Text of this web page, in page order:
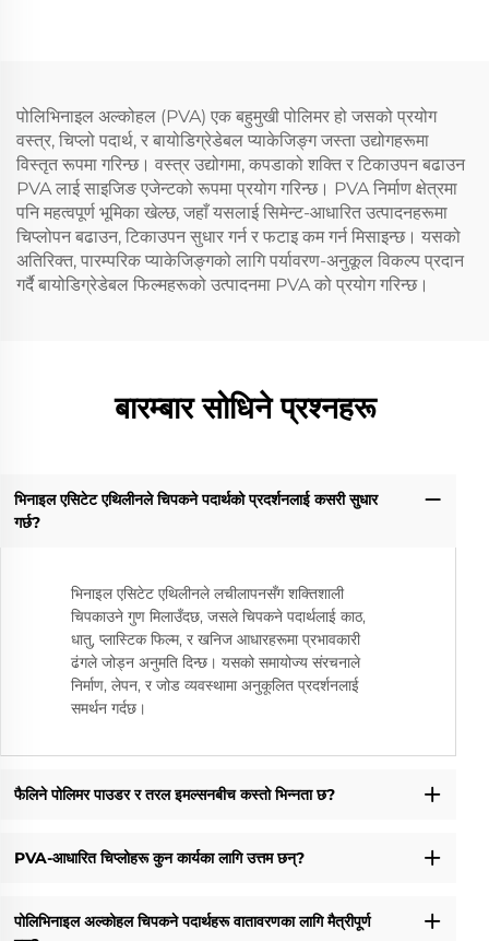
पोलिभिनाइल अल्कोहल (PVA) एक बहुमुखी पोलिमर हो जसको प्रयोग
वस्त्र, चिप्लो पदार्थ, र बायोडिग्रेडेबल प्याकेजिङ्ग जस्ता उद्योगहरूमा
विस्तृत रूपमा गरिन्छ। वस्त्र उद्योगमा, कपडाको शक्ति र टिकाउपन बढाउन
PVA लाई साइजिङ एजेन्टको रूपमा प्रयोग गरिन्छ। PVA निर्माण क्षेत्रमा
पनि महत्वपूर्ण भूमिका खेल्छ, जहाँ यसलाई सिमेन्ट-आधारित उत्पादनहरूमा
चिप्लोपन बढाउन, टिकाउपन सुधार गर्न र फटाइ कम गर्न मिसाइन्छ। यसको
अतिरिक्त, पारम्परिक प्याकेजिङ्गको लागि पर्यावरण-अनुकूल विकल्प प्रदान
गर्दै बायोडिग्रेडेबल फिल्महरूको उत्पादनमा PVA को प्रयोग गरिन्छ।
बारम्बार सोधिने प्रश्नहरू
भिनाइल एसिटेट एथिलीनले चिपकने पदार्थको प्रदर्शनलाई कसरी सुधार
गर्छ?
भिनाइल एसिटेट एथिलीनले लचीलापनसँग शक्तिशाली
चिपकाउने गुण मिलाउँदछ, जसले चिपकने पदार्थलाई काठ,
धातु, प्लास्टिक फिल्म, र खनिज आधारहरूमा प्रभावकारी
ढंगले जोड्न अनुमति दिन्छ। यसको समायोज्य संरचनाले
निर्माण, लेपन, र जोड व्यवस्थामा अनुकूलित प्रदर्शनलाई
समर्थन गर्दछ।
फैलिने पोलिमर पाउडर र तरल इमल्सनबीच कस्तो भिन्नता छ?
PVA-आधारित चिप्लोहरू कुन कार्यका लागि उत्तम छन्?
पोलिभिनाइल अल्कोहल चिपकने पदार्थहरू वातावरणका लागि मैत्रीपूर्ण